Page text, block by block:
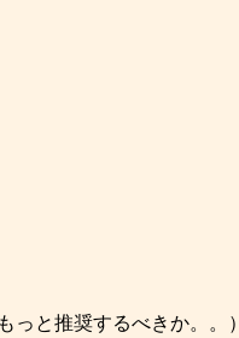
っと推奨するべきか。。）